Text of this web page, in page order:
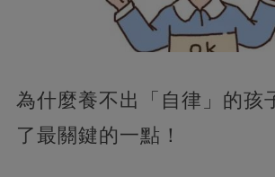
為什麼養不出「自律」的孩
了最關鍵的一點！